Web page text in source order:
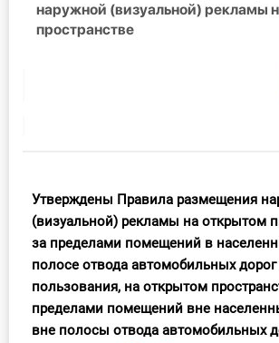
Консультации
Справочник бухгалтера
Участник ВЭД
наружной (визуальной) рекламы
пространстве
Утверждены Правила размещения
(визуальной) рекламы на открытом
за пределами помещений в
полосе отвода автомобильных
пользования, на открытом
пределами помещений вне
вне полосы отвода автомобильных